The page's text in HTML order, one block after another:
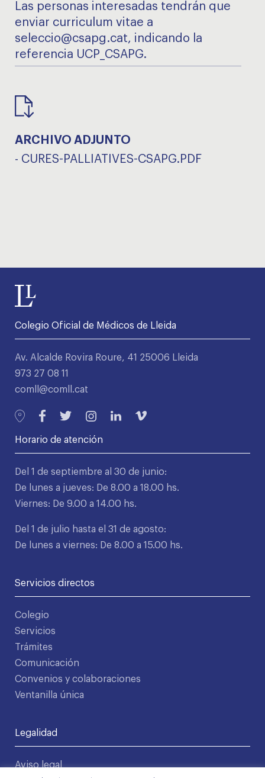
Las personas interesadas tendrán que
enviar curriculum vitae a
seleccio@csapg.cat, indicando la
referencia UCP_CSAPG.
ARCHIVO ADJUNTO
- CURES-PALLIATIVES-CSAPG.PDF
Colegio Oficial de Médicos de Lleida
Av. Alcalde Rovira Roure, 41 25006 Lleida
973 27 08 11
comll@comll.cat
Horario de atención
Del 1 de septiembre al 30 de junio:
De lunes a jueves: De 8.00 a 18.00 hs.
Viernes: De 9.00 a 14.00 hs.
Del 1 de julio hasta el 31 de agosto:
De lunes a viernes: De 8.00 a 15.00 hs.
Servicios directos
Colegio
Servicios
Trámites
Comunicación
Convenios y colaboraciones
Ventanilla única
Legalidad
Aviso legal